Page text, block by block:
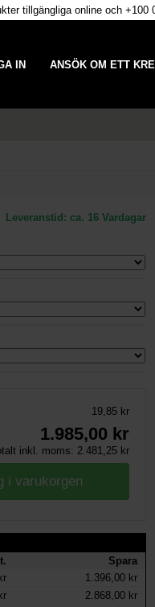
tillgängliga online och +100
IN ANSÖK OM ETT
Leveranstid: ca. 16 Vardagar
19,85 kr
1.985,00 kr
inkl. moms: 2.481,25kr
Spara
1.396,00 kr
2.868,00 kr